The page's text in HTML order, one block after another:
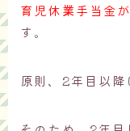
育児休業手当金
す。
原則、2年目以降